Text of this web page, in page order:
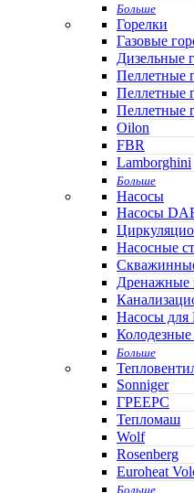
Больше
Горелки
Газовые
Дизельные
Пеллетные
Пеллетные
Пеллетные
Oilon
FBR
Lamborghini
Больше
Насосы
Насосы
Насосные
Дренажные
Насосы
Больше
Sonniger
ГРЕЕРС
Тепломаш
Wolf
Rosenberg
Euroheat
Больше